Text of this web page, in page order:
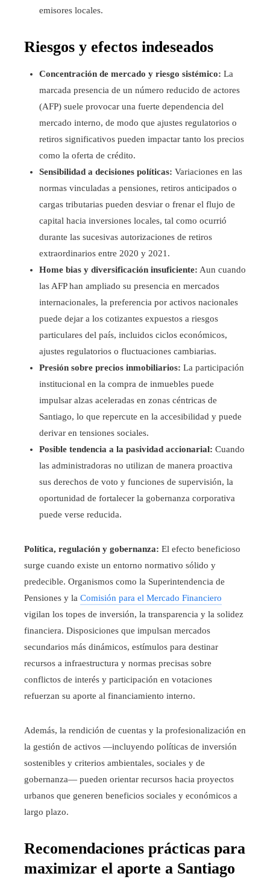
emisores locales.
Riesgos y efectos indeseados
Concentración de mercado y riesgo sistémico: La
marcada presencia de un número reducido de actores
(AFP) suele provocar una fuerte dependencia del
mercado interno, de modo que ajustes regulatorios o
retiros significativos pueden impactar tanto los precios
como la oferta de crédito.
Sensibilidad a decisiones políticas: Variaciones en las
normas vinculadas a pensiones, retiros anticipados o
cargas tributarias pueden desviar o frenar el flujo de
capital hacia inversiones locales, tal como ocurrió
durante las sucesivas autorizaciones de retiros
extraordinarios entre 2020 y 2021.
Home bias y diversificación insuficiente: Aun cuando
las AFP han ampliado su presencia en mercados
internacionales, la preferencia por activos nacionales
puede dejar a los cotizantes expuestos a riesgos
particulares del país, incluidos ciclos económicos,
ajustes regulatorios o fluctuaciones cambiarias.
Presión sobre precios inmobiliarios: La participación
institucional en la compra de inmuebles puede
impulsar alzas aceleradas en zonas céntricas de
Santiago, lo que repercute en la accesibilidad y puede
derivar en tensiones sociales.
Posible tendencia a la pasividad accionarial: Cuando
las administradoras no utilizan de manera proactiva
sus derechos de voto y funciones de supervisión, la
oportunidad de fortalecer la gobernanza corporativa
puede verse reducida.
Política, regulación y gobernanza: El efecto beneficioso
surge cuando existe un entorno normativo sólido y
predecible. Organismos como la Superintendencia de
Pensiones y la Comisión para el Mercado Financiero
vigilan los topes de inversión, la transparencia y la solidez
financiera. Disposiciones que impulsan mercados
secundarios más dinámicos, estímulos para destinar
recursos a infraestructura y normas precisas sobre
conflictos de interés y participación en votaciones
refuerzan su aporte al financiamiento interno.
Además, la rendición de cuentas y la profesionalización en
la gestión de activos —incluyendo políticas de inversión
sostenibles y criterios ambientales, sociales y de
gobernanza— pueden orientar recursos hacia proyectos
urbanos que generen beneficios sociales y económicos a
largo plazo.
Recomendaciones prácticas para
maximizar el aporte a Santiago